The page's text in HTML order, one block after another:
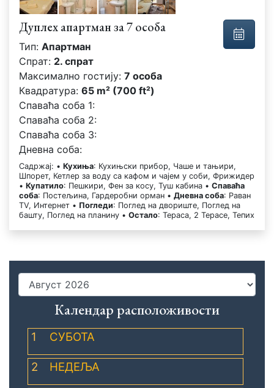
Дуплеx апартман за 7 особа
Тип: Апартман
Спрат: 2. спрат
Максимално гостију: 7 особа
Квадратура: 65 m² (700 ft²)
Спаваћа соба 1:
Спаваћа соба 2:
Спаваћа соба 3:
Дневна соба:
Садржај: • Кухиња: Кухињски прибор, Чаше и тањири,
Шпорет, Кетлер за воду са кафом и чајем у соби, Фрижидер
• Купатило: Пешкири, Фен за косу, Туш кабина • Спаваћа
соба: Постељина, Гардеробни орман • Дневна соба: Раван
TV, Интернет • Погледи: Поглед на двориште, Поглед на
башту, Поглед на планину • Остало: Тераса, 2 Терасе, Тепих
Календар расположивости
1 СУБОТА
2 НЕДЕЉА